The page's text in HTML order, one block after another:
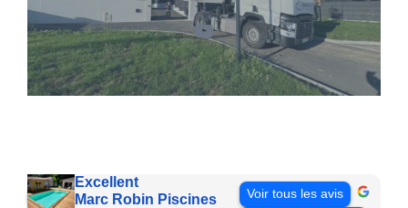
YouTube
Excellent
Marc Robin Piscines
Voir tous les avis